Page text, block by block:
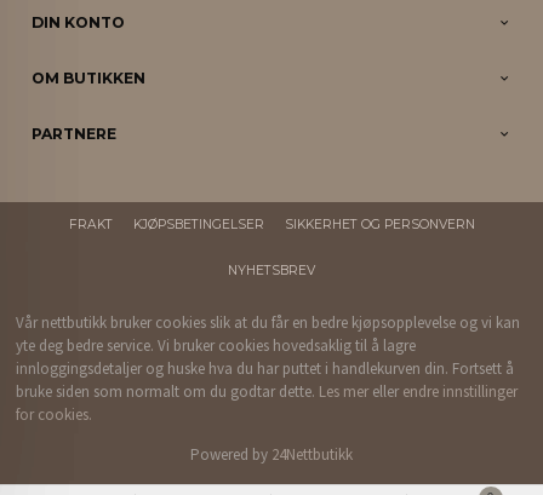
DIN KONTO
OM BUTIKKEN
PARTNERE
FRAKT KJØPSBETINGELSER SIKKERHET OG PERSONVERN
NYHETSBREV
Vår nettbutikk bruker cookies slik at du får en bedre kjøpsopplevelse og vi kan
yte deg bedre service. Vi bruker cookies hovedsaklig til å lagre
innloggingsdetaljer og huske hva du har puttet i handlekurven din. Fortsett å
bruke siden som normalt om du godtar dette. Les mer eller endre innstillinger
for cookies.
Powered by 24Nettbutikk